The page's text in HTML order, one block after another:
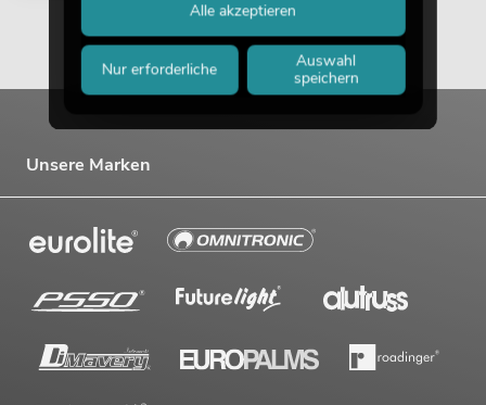
Unsere Marken
Nur erforderliche
Auswahl
speichern
Alle akzeptieren